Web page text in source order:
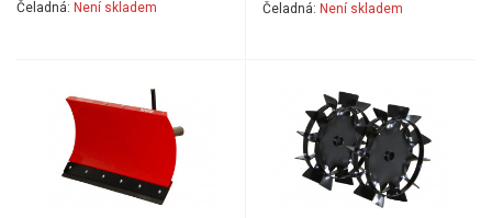
Čeladná: Není skladem
Čeladná: Není skladem